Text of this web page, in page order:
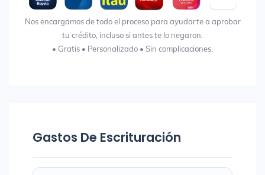
Nos encargamos de todo el proceso para ayudarte a aprobar
tu crédito, incluso si antes te lo negaron.
• Gratis • Personalizado • Sin complicaciones.
Gastos De Escrituración